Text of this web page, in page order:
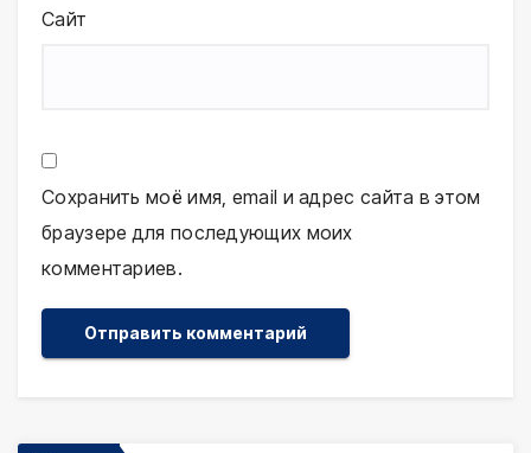
Сайт
Сохранить моё имя, email и адрес сайта в этом
браузере для последующих моих
комментариев.